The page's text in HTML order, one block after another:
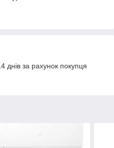
днів за рахунок покупця